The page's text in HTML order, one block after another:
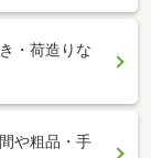
・荷造りな
や粗品・手